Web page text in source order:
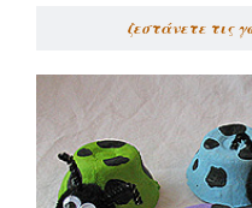
ζεστάνετε τις